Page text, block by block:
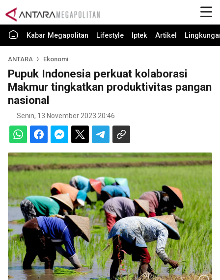
Kabar Megapolitan Lifestyle Iptek Artikel
ANTARA Ekonomi
Pupuk Indonesia perkuat kolaborasi
Makmur tingkatkan produktivitas pangan
nasional
Senin, 13 November 2023 20:46